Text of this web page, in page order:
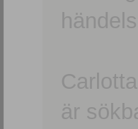
är